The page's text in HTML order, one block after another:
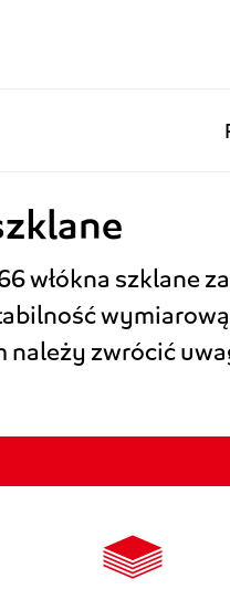
włókna szklane
zwrócić